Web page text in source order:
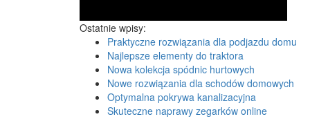
Ostatnie wpisy:
Praktyczne rozwiązania dla podjazdu domu
Najlepsze elementy do traktora
Nowa kolekcja spódnic hurtowych
Nowe rozwiązania dla schodów domowych
Optymalna pokrywa kanalizacyjna
Skuteczne naprawy zegarków online